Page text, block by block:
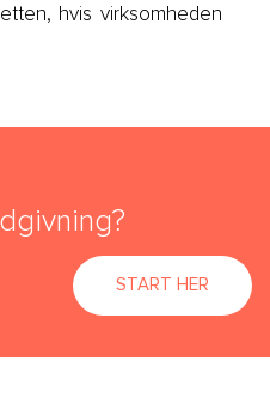
hvis virksomheden
START HER